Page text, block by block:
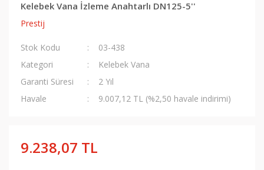
Kelebek Vana İzleme Anahtarlı DN125-5''
Prestij
Stok Kodu
03-438
Kategori
Kelebek Vana
Garanti Süresi
2 Yıl
Havale
9.007,12 TL (%2,50 havale indirimi)
9.238,07 TL